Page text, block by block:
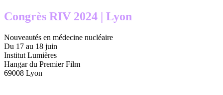
Congrès RIV 2024 | Lyon
Nouveautés en médecine nucléaire
Du 17 au 18 juin
Institut Lumières
Hangar du Premier Film
69008 Lyon